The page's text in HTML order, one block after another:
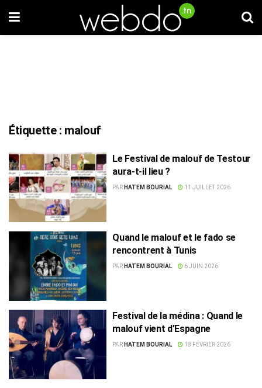
Étiquette : malouf
Le Festival de malouf de Testour
aura-t-il lieu ?
PAR HATEM BOURIAL 11 JUILLET 2026
Quand le malouf et le fado se
rencontrent à Tunis
PAR HATEM BOURIAL 6 JUIN 2026
Festival de la médina : Quand le
malouf vient d’Espagne
PAR HATEM BOURIAL 18 FÉVRIER 2026